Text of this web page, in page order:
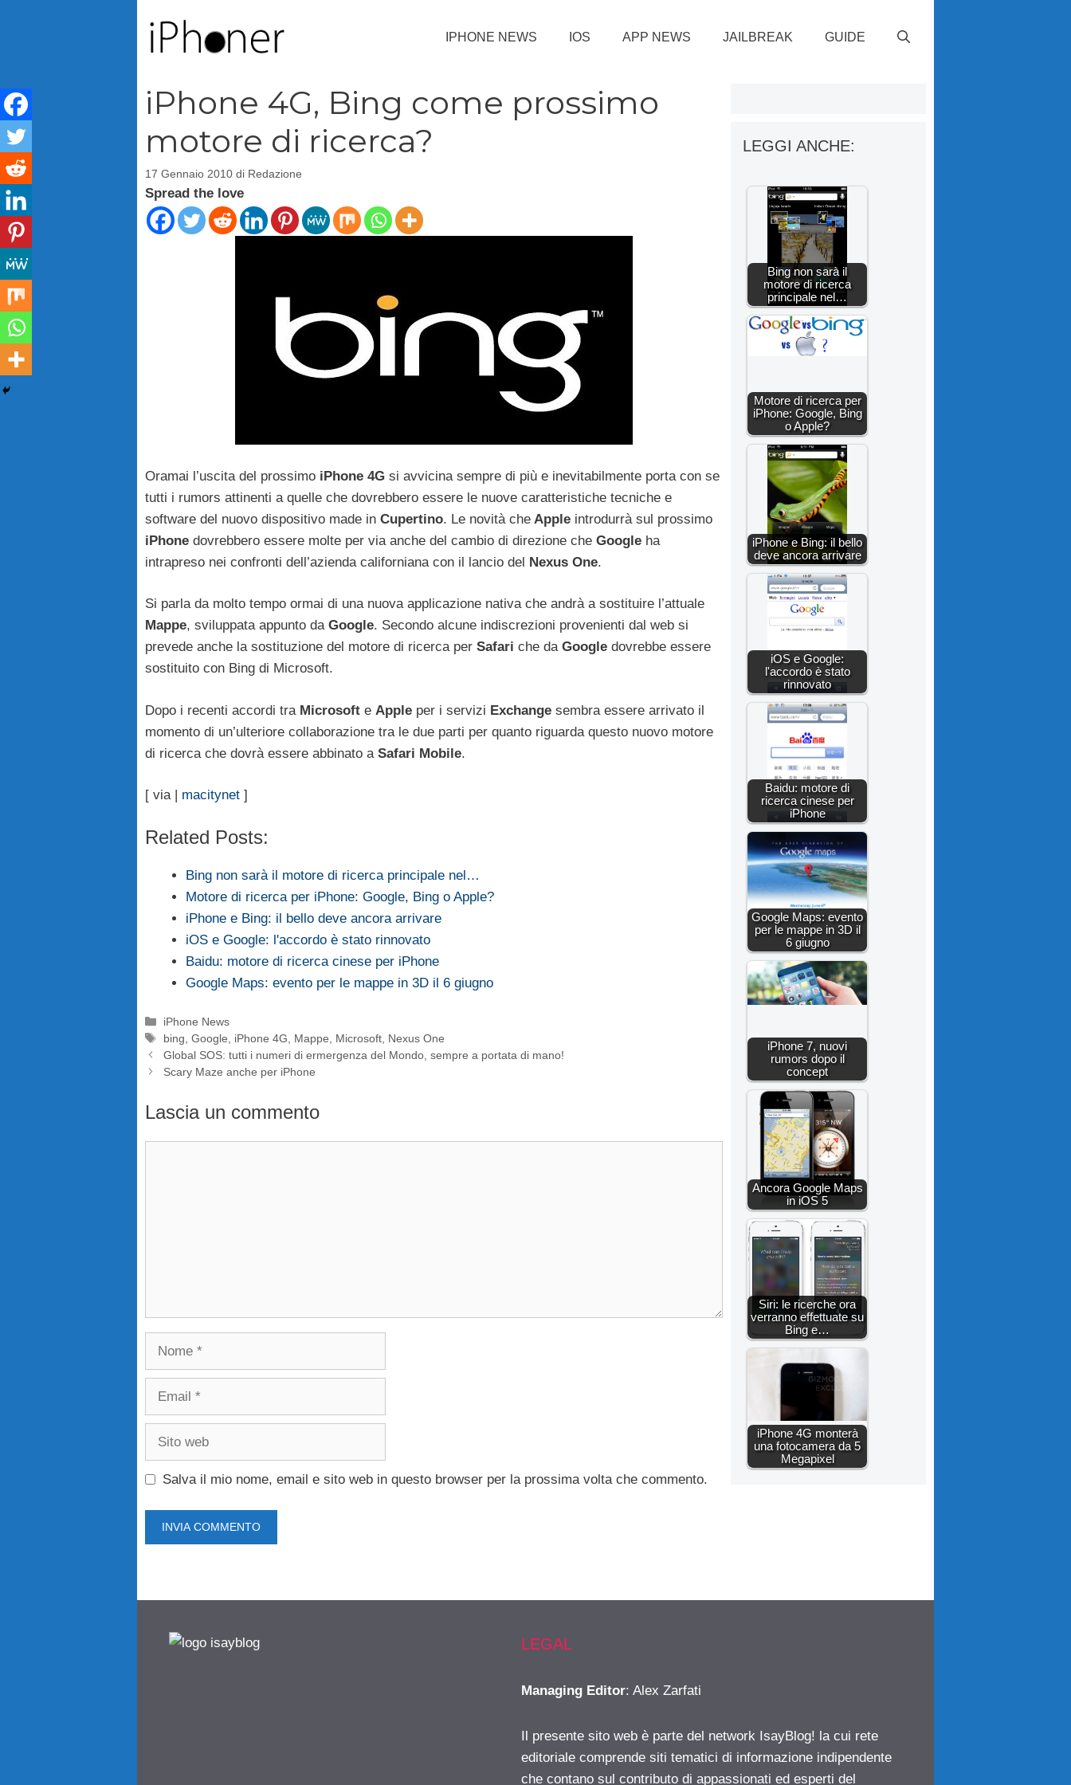
IPHONE NEWS IOS APP NEWS JAILBREAK GUIDE
iPhone 4G, Bing come prossimo
motore di ricerca?
17 Gennaio 2010 di Redazione
Spread the love
Oramai l’uscita del prossimo iPhone 4G si avvicina sempre di più e inevitabilmente porta con se
tutti i rumors attinenti a quelle che dovrebbero essere le nuove caratteristiche tecniche e
software del nuovo dispositivo made in Cupertino. Le novità che Apple introdurrà sul prossimo
iPhone dovrebbero essere molte per via anche del cambio di direzione che Google ha
intrapreso nei confronti dell’azienda californiana con il lancio del Nexus One.
Si parla da molto tempo ormai di una nuova applicazione nativa che andrà a sostituire l’attuale
Mappe, sviluppata appunto da Google. Secondo alcune indiscrezioni provenienti dal web si
prevede anche la sostituzione del motore di ricerca per Safari che daGoogle dovrebbe essere
sostituito con Bing di Microsoft.
Dopo i recenti accordi tra Microsoft e Apple per i servizi Exchange sembra essere arrivato il
momento di un’ulteriore collaborazione tra le due parti per quanto riguarda questo nuovo motore
di ricerca che dovrà essere abbinato a Safari Mobile.
[ via | macitynet ]
Related Posts:
Bing non sarà il motore di ricerca principale nel…
Motore di ricerca per iPhone: Google, Bing o Apple?
iPhone e Bing: il bello deve ancora arrivare
iOS e Google: l'accordo è stato rinnovato
Baidu: motore di ricerca cinese per iPhone
Google Maps: evento per le mappe in 3D il 6 giugno
Categorie
iPhone News
Tag
bing ,Google iPhone 4G Mappe Microsoft Nexus One
Global SOS: tutti i numeri di ermergenza del Mondo, sempre a portata di mano!
Scary Maze anche per iPhone
Lascia un commento
Salva il mio nome, email e sito web in questo browser per la prossima volta che commento.
LEGGI ANCHE:
Bing non sarà il
motore di ricerca
principale nel…
Motore di ricerca per
iPhone: Google, Bing
o Apple?
iPhone e Bing: il bello
deve ancora arrivare
iOS e Google:
l'accordo è stato
rinnovato
Baidu: motore di
ricerca cinese per
iPhone
Google Maps: evento
per le mappe in 3D il
6 giugno
iPhone 7, nuovi
rumors dopo il
concept
Ancora Google Maps
in iOS 5
Siri: le ricerche ora
verranno effettuate su
Bing e…
iPhone 4G monterà
una fotocamera da 5
Megapixel
LEGAL
Managing Editor: Alex Zarfati
Il presente sito web è parte del network IsayBlog! la cui rete
editoriale comprende siti tematici di informazione indipendente
che contano sul contributo di appassionati ed esperti del